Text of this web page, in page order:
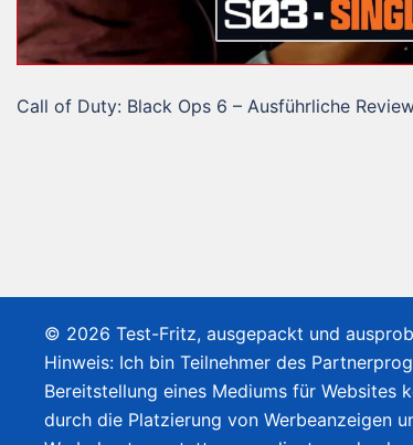
Call of Duty: Black Ops 6 – Ausführliche
© 2026 Test-Fritz, ausgepackt und
Hinweis: Ich bin Teilnehmer des
Bereitstellung eines Mediums für Websites
durch die Platzierung von Werbeanzeigen